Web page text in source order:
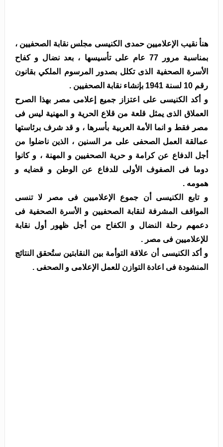
هنأ نقيب الإعلاميين حمدى الكنيسى مجلس نقابة الصحفيين ،
بمناسبة مرور 77 عام على تأسيسها ، بعد نضال و كفاح
الأسرة الصحفية الذى تكلل بصدور المرسوم الملكي بقانون
رقم 10 لسنة 1941 بإنشاء نقابة الصحفيين .
و أكد الكنيسى على اعتزاز جميع إعلامى مصر بهذا الصرح
العملاق الذى يمثل قلعة من قلاع الحرية و المهنية ليس فى
مصر فقط و انما الأمة العربية بأسرها ، و قد شرف برئاستها
عمالقة العمل الصحفى على مر السنين ، الذين ناضلوا من
أجل الدفاع عن كرامة و حرية الصحفيين و المهنة ، و كانوا
دوما فى الصفوف الأولى للدفاع عن الوطن و قضايه و
همومه .
و تابع الكنيسى أن جموع الإعلاميين فى مصر لا تنسى
المواقف المشرفة لنقابة الصحفيين و الأسرة الصحفية فى
دعمهم رحلة النضال و الكفاح من أجل ظهور أول نقابة
للإعلاميين فى مصر .
و أكد الكنيسى أن علاقة التوأمة بين النقابتين ستُحقق النتائج
المنشودة فى اعادة التوازن للعمل الإعلامى و الصحفى .